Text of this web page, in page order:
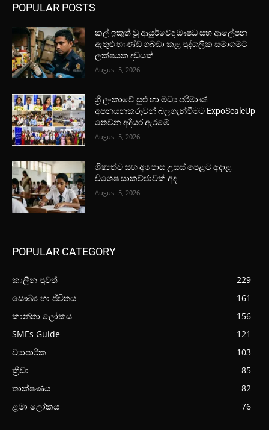
POPULAR POSTS
කල් ඉකුත් වූ ආයුර්වේද ඖෂධ සහ ආලේපන
ඇතුළු භාණ්ඩ ගබඩා කළ පුද්ගලික සමාගමට
ලක්ෂයක දඩයක්
August 5, 2026
ශ්‍රී ලංකාවේ සුළු හා මධ්‍ය පරිමාණ
අපනයනකරුවන් බලගැන්වීමට ExpoScaleUp
තෙවන අදියර ඇරඹේ
August 5, 2026
ශිෂ්‍යත්ව සහ අපොස උසස් පෙළට අදාළ
විශේෂ සාකච්ඡාවක් අද
August 5, 2026
POPULAR CATEGORY
කාලීන පුවත්
229
සෞඛ්‍ය හා ජීවිතය
161
කාන්තා ලෝකය
156
SMEs Guide
121
ව්‍යාපාරික
103
ක්‍රීඩා
85
තාක්ෂණය
82
ළමා ලෝකය
76